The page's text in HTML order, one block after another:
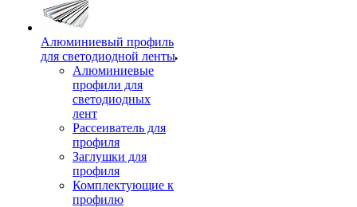
Алюминиевый профиль
для светодиодной ленты
Алюминиевые
профили для
светодиодных
лент
Рассеиватель для
профиля
Заглушки для
профиля
Комплектующие к
профилю